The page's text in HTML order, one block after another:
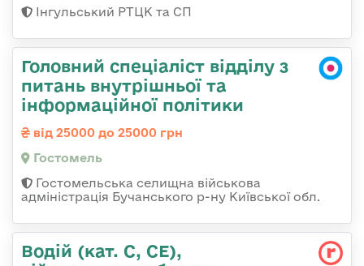
Інгульський РТЦК та СП
Головний спеціаліст відділу з
питань внутрішньої та
інформаційної політики
від 25000 до 25000 грн
Гостомель
Гостомельська селищна військова
адміністрація Бучанського р-ну Київської обл.
Водій (кат. С, СЕ),